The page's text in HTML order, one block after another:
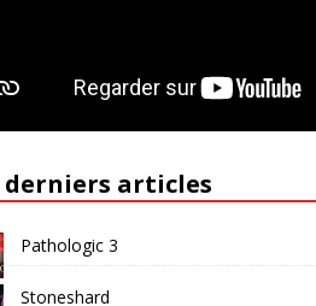
derniers articles
Pathologic 3
Stoneshard